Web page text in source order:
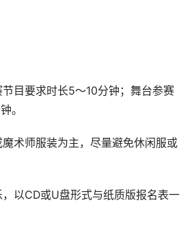
节目要求时长5～10分钟；舞台参赛
。
魔术师服装为主，尽量避免休闲服或
，以CD或U盘形式与纸质版报名表一